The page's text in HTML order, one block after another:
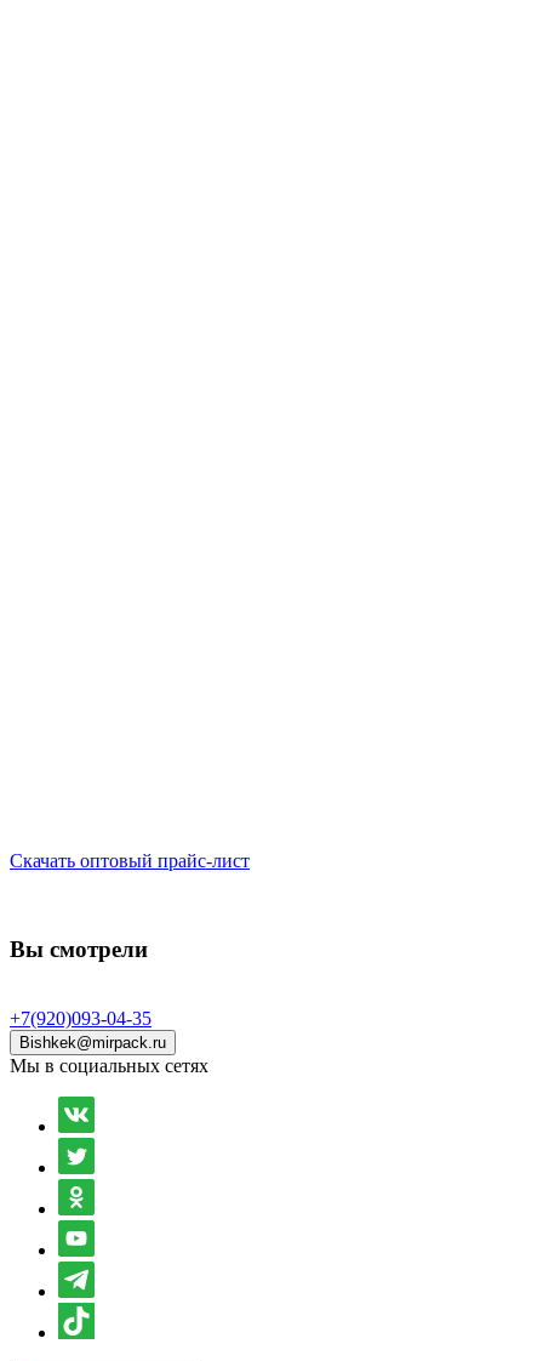
Скачать оптовый прайс-лист
Вы смотрели
+7(920)093-04-35
Bishkek@mirpack.ru
Мы в социальных сетях